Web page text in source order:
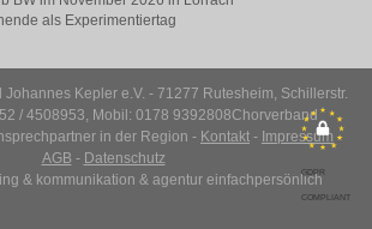
als Experimentiertag
Kepler e.V. - 71277 Rutesheim, Schillerstr.
/ 4508953, Mobil: 0178 9392808Chorverband
in der Region - Kontakt - Impressum -
AGB - Datenschutz
& kommunikation & agentur einfachpersönlich
GDPR
COMPLIANT